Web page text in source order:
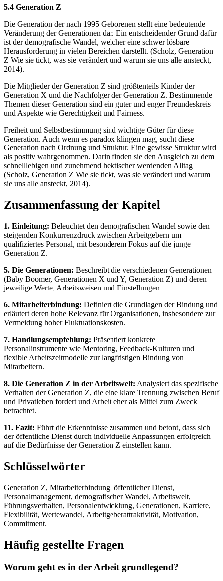
5.4 Generation Z
Die Generation der nach 1995 Geborenen stellt eine bedeutende
Veränderung der Generationen dar. Ein entscheidender Grund dafür
ist der demografische Wandel, welcher eine schwer lösbare
Herausforderung in vielen Bereichen darstellt. (Scholz, Generation
Z Wie sie tickt, was sie verändert und warum sie uns alle ansteckt,
2014).
Die Mitglieder der Generation Z sind größtenteils Kinder der
Generation X und die Nachfolger der Generation Z. Bestimmende
Themen dieser Generation sind ein guter und enger Freundeskreis
und Aspekte wie Gerechtigkeit und Fairness.
Freiheit und Selbstbestimmung sind wichtige Güter für diese
Generation. Auch wenn es paradox klingen mag, sucht diese
Generation nach Ordnung und Struktur. Eine gewisse Struktur wird
als positiv wahrgenommen. Darin finden sie den Ausgleich zu dem
schnelllebigen und zunehmend hektischer werdenden Alltag
(Scholz, Generation Z Wie sie tickt, was sie verändert und warum
sie uns alle ansteckt, 2014).
Zusammenfassung der Kapitel
1. Einleitung: Beleuchtet den demografischen Wandel sowie den
steigenden Konkurrenzdruck zwischen Arbeitgebern um
qualifiziertes Personal, mit besonderem Fokus auf die junge
Generation Z.
5. Die Generationen: Beschreibt die verschiedenen Generationen
(Baby Boomer, Generationen X und Y, Generation Z) und deren
jeweilige Werte, Arbeitsweisen und Einstellungen.
6. Mitarbeiterbindung: Definiert die Grundlagen der Bindung und
erläutert deren hohe Relevanz für Organisationen, insbesondere zur
Vermeidung hoher Fluktuationskosten.
7. Handlungsempfehlung: Präsentiert konkrete
Personalinstrumente wie Mentoring, Feedback-Kulturen und
flexible Arbeitszeitmodelle zur langfristigen Bindung von
Mitarbeitern.
8. Die Generation Z in der Arbeitswelt: Analysiert das spezifische
Verhalten der Generation Z, die eine klare Trennung zwischen Beruf
und Privatleben fordert und Arbeit eher als Mittel zum Zweck
betrachtet.
11. Fazit: Führt die Erkenntnisse zusammen und betont, dass sich
der öffentliche Dienst durch individuelle Anpassungen erfolgreich
auf die Bedürfnisse der Generation Z einstellen kann.
Schlüsselwörter
Generation Z, Mitarbeiterbindung, öffentlicher Dienst,
Personalmanagement, demografischer Wandel, Arbeitswelt,
Führungsverhalten, Personalentwicklung, Generationen, Karriere,
Flexibilität, Wertewandel, Arbeitgeberattraktivität, Motivation,
Commitment.
Häufig gestellte Fragen
Worum geht es in der Arbeit grundlegend?